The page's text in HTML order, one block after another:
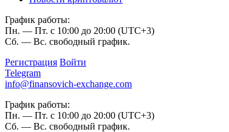
График работы:
Пн. — Пт. с 10:00 до 20:00 (UTC+3)
Сб. — Вс. свободный график.
Регистрация Войти
Telegram
info@finansovich-exchange.com
График работы:
Пн. — Пт. с 10:00 до 20:00 (UTC+3)
Сб. — Вс. свободный график.